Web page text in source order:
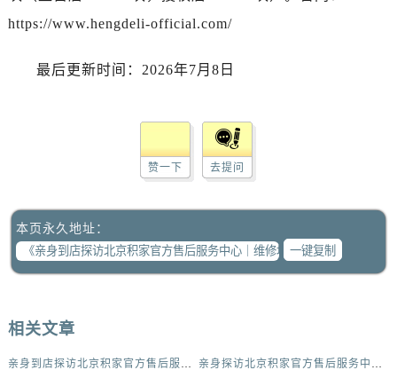
https://www.hengdeli-official.com/
最后更新时间：2026年7月8日
赞一下 去提问
本页永久地址：
一键复制
相关文章
亲身到店探访北京积家官方售后服务中心｜维修地址与官方客服热线（2026年7月最新）
亲身探访北京积家官方售后服务中心｜最新官方地址和全部热线（2026年7月最新）